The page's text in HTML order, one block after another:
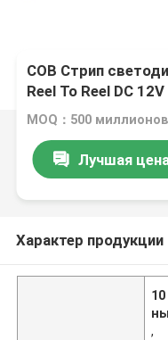
COB Стрип
Reel To Reel DC
декорации
MOQ：500 миллионов
Лучшая
Характер продукции
,